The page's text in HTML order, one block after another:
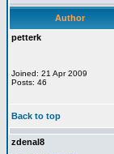
Author
petterk
Joined: 21 Apr 2009
Posts: 46
Back to top
zdenal8